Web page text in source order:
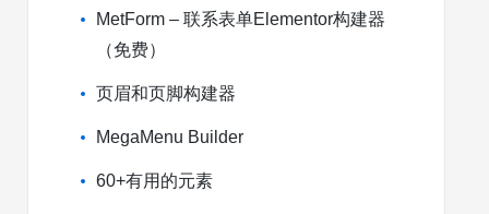
MetForm – 联系表单Elementor构建器
（免费）
页眉和页脚构建器
MegaMenu Builder
60+有用的元素